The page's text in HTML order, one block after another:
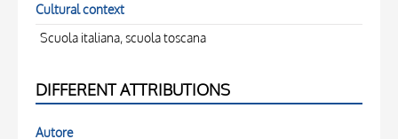
Cultural context
Scuola italiana, scuola toscana
DIFFERENT ATTRIBUTIONS
Autore